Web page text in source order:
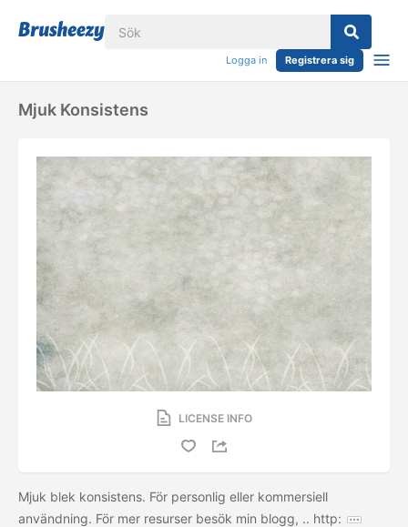
Logga in Registrera sig
Mjuk Konsistens
LICENSE INFO
Mjuk blek konsistens. För personlig eller kommersiell
användning. För mer resurser besök min blogg, .. http: